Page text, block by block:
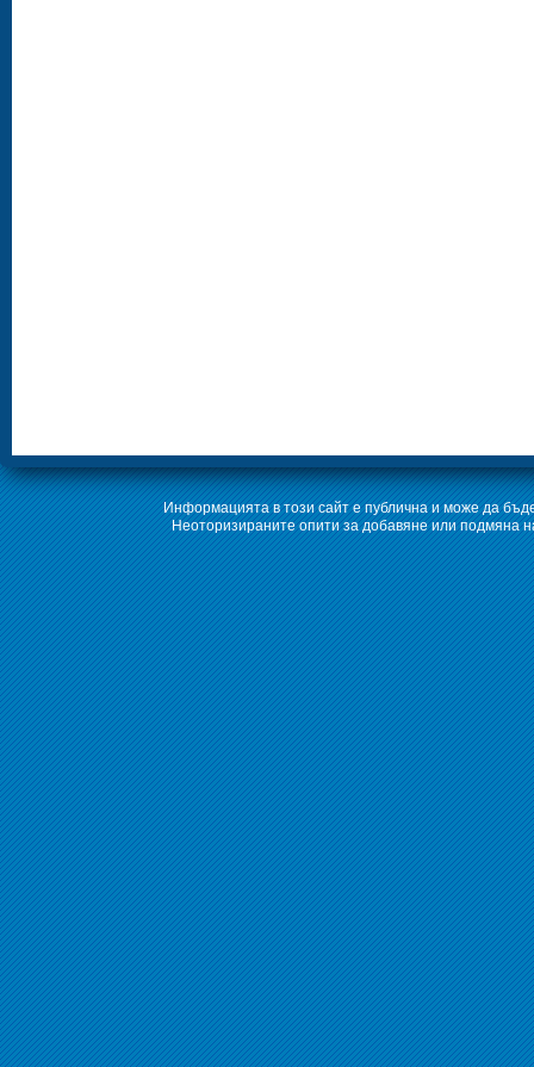
Информацията в този сайт е публична и може да
Неоторизираните опити за добавяне или подмяна